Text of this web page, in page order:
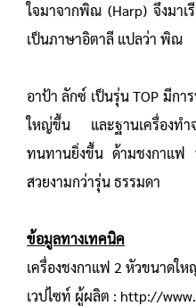
ใจมาจากพิณ (Harp) จึงมาเ
เป็นภาษาอิตาลี แปลว่า พิณ
อาป้า ลักซ์ เป็นรุ่น TOP มีก
ใหญ่ขึ้น และฐานเครื่องทำ
ทนทานยิ่งขึ้น ด้ามชงกาแ
สวยงามกว่ารุ่น ธรรมดา
ข้อมูลทางเทคนิค
เครื่องชงกาแฟ 2 หัวขนาดใ
เวปไซท์ ผู้ผลิต : http://